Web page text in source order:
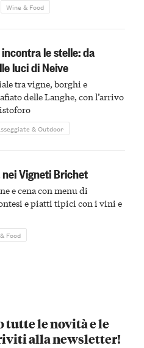
Wine & Food
le stelle: da
luci di Neive
tra vigne, borghi e
delle Langhe, con l’arrivo
& Outdoor
Vigneti Brichet
e cena con menu di
e piatti tipici con i vini e
Food
tutte le novità e le
alla newsletter!